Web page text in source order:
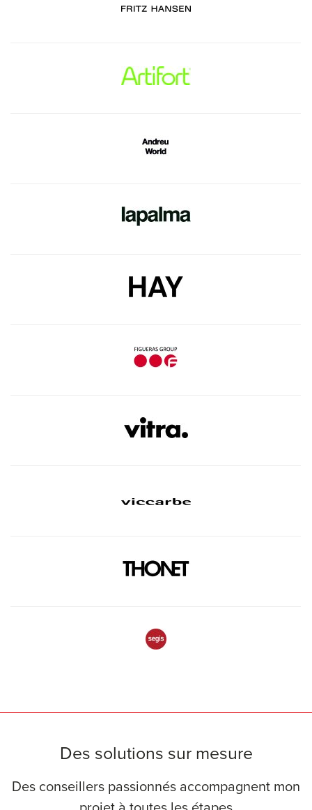
Des solutions sur mesure
Des conseillers passionnés accompagnent mon